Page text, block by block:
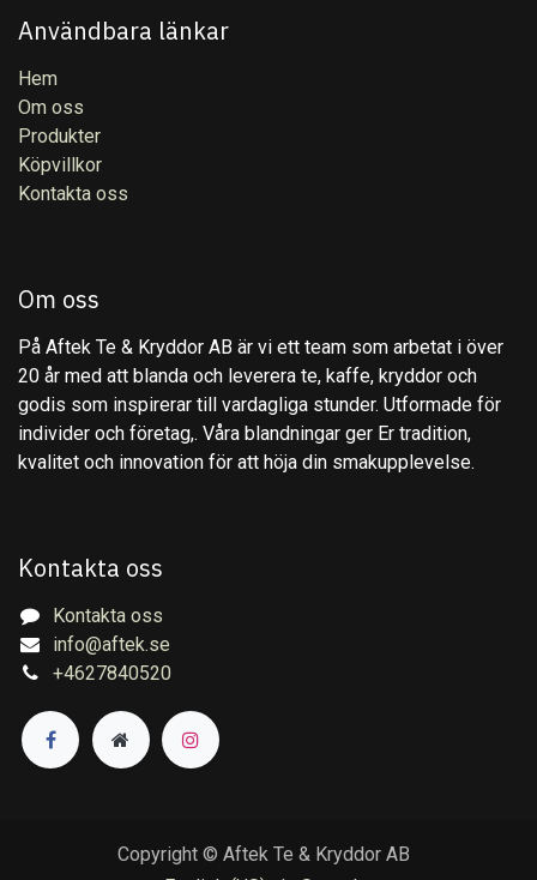
Användbara länkar
Hem
Om oss
Produkter
Köpvillkor
Kontakta oss
Om oss
På Aftek Te & Kryddor AB är vi ett team som arbetat i över
20 år med att blanda och leverera te, kaffe, kryddor och
godis som inspirerar till vardagliga stunder. Utformade för
individer och företag,. Våra blandningar ger Er tradition,
kvalitet och innovation för att höja din smakupplevelse.
Kontakta oss
Kontakta oss
info@aftek.se
+4627840520
Copyright © Aftek Te & Kryddor AB